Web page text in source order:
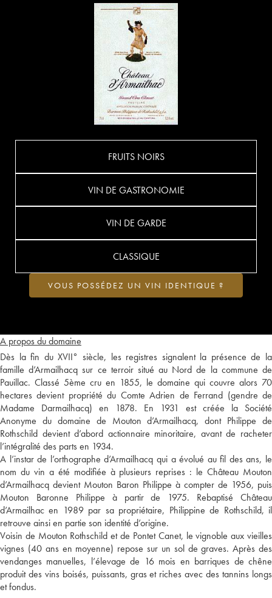
A propos du domaine
Dès la fin du XVII° siècle, les registres signalent la présence de la
famille d’Armailhacq sur ce terroir situé au Nord de la commune de
Pauillac. Classé 5ème cru en 1855, le domaine qui couvre alors 70
hectares devient propriété du Comte Adrien de Ferrand (gendre de
Madame Darmailhacq) en 1878. En 1931 est créée la Société
Anonyme du domaine de Mouton d’Armailhacq, dont Philippe de
Rothschild devient d’abord actionnaire minoritaire, avant de racheter
l’intégralité des parts en 1934.
A l’instar de l’orthographe d’Armailhacq qui a évolué au fil des ans, le
nom du vin a été modifiée à plusieurs reprises : le Château Mouton
d’Armailhacq devient Mouton Baron Philippe à compter de 1956, puis
Mouton Baronne Philippe à partir de 1975. Rebaptisé Château
d’Armailhac en 1989 par sa propriétaire, Philippine de Rothschild, il
retrouve ainsi en partie son identité d’origine.
Voisin de Mouton Rothschild et de Pontet Canet, le vignoble aux vieilles
vignes (40 ans en moyenne) repose sur un sol de graves. Après des
vendanges manuelles, l’élevage de 16 mois en barriques de chêne
produit des vins boisés, puissants, gras et riches avec des tannins longs
et fondus.
FRUITS NOIRS
VIN DE GASTRONOMIE
VIN DE GARDE
CLASSIQUE
VOUS POSSÉDEZ UN VIN IDENTIQUE ?